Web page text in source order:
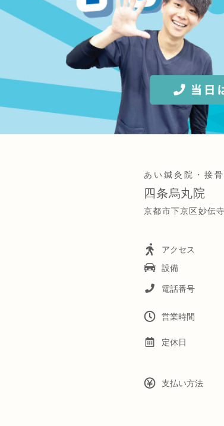
あい鍼灸院・接
四条烏丸院
京都市下京区妙伝
アクセス
設備
電話番号
営業時間
定休日
支払い方法